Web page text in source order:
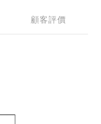
顧客評價